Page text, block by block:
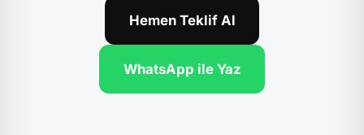
Hemen Teklif Al
WhatsApp ile Yaz